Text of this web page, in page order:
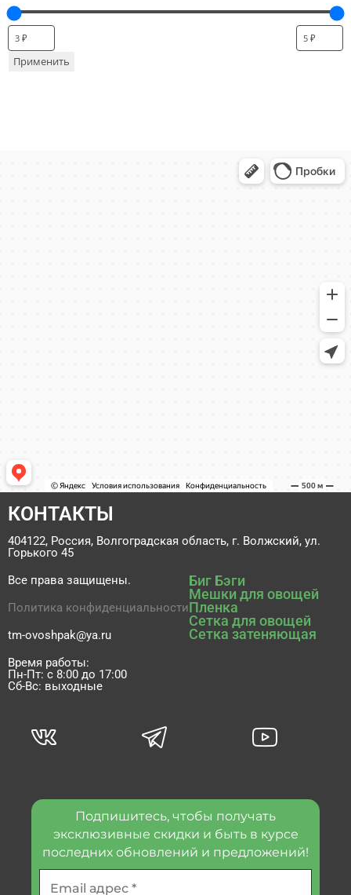
Применить
КОНТАКТЫ
404122, Россия, Волгоградская область, г. Волжский, ул.
Горького 45
Все права защищены.
Политика конфиденциальности
tm-ovoshpak@ya.ru
Время работы:
Пн-Пт: с 8:00 до 17:00
Сб-Вс: выходные
Биг Бэги
Мешки для овощей
Пленка
Сетка для овощей
Сетка затеняющая
Подпишитесь, чтобы получать
эксклюзивные скидки и быть в курсе
последних обновлений и предложений!
Email
адрес